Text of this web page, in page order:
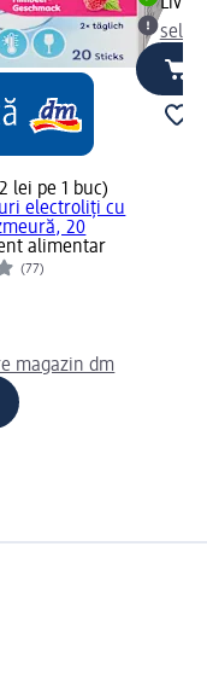
lei pe 1 buc)
electroliți cu
20
alimentar
(77)
magazin dm